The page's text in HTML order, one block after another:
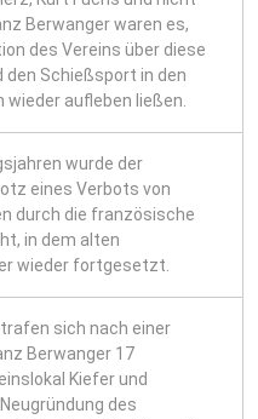
Berwanger waren es,
des Vereins über diese
Schießsport in den
wieder aufleben ließen.
wurde der
eines Verbots von
durch die französische
in dem alten
wieder fortgesetzt.
sich nach einer
Berwanger 17
Kiefer und
des